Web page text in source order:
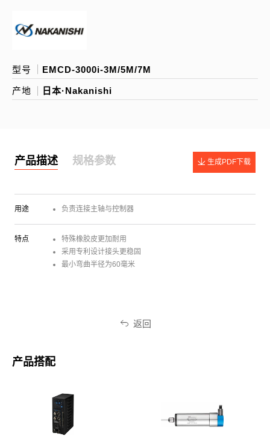
型号 EMCD-3000i-3M/5M/7M
产地 日本·Nakanishi
产品描述 规格参数 生成PDF下载
用途 负责连接主轴与控制器
特点
特殊橡胶皮更加耐用
采用专利设计接头更稳固
最小弯曲半径为60毫米
返回
产品搭配